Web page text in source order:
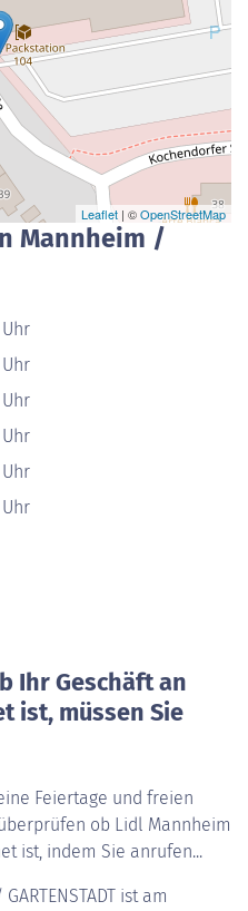
Leaflet | ©OpenStreetMap
Mannheim /
Ihr Geschäft an
ist, müssen Sie
Feiertage und freien
ob Lidl Mannheim
ist, indem Sie anrufen...
ist am